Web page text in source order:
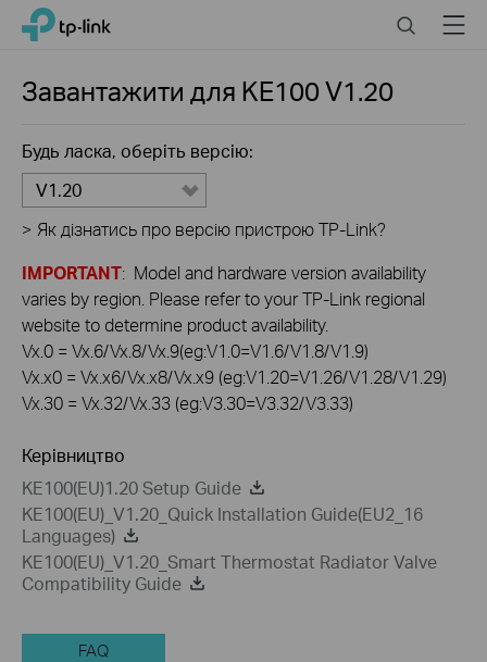
Click
navigation
TP-Link, Reliably Smart SearchMenu
Завантажити для KE100V1.20
Будь ласка, оберіть версію:
V1.20
> Як дізнатись про версію пристрою TP-Link?
IMPORTANT: Model and hardware version availability
varies by region. Please refer to your TP-Link regional
website to determine product availability.
Vx.0 = Vx.6/Vx.8/Vx.9(eg:V1.0=V1.6/V1.8/V1.9)
Vx.x0 = Vx.x6/Vx.x8/Vx.x9 (eg:V1.20=V1.26/V1.28/V1.29)
Vx.30 = Vx.32/Vx.33 (eg:V3.30=V3.32/V3.33)
Керівництво
KE100(EU)1.20 Setup Guide
KE100(EU)_V1.20_Quick Installation Guide(EU2_16
Languages)
KE100(EU)_V1.20_Smart Thermostat Radiator Valve
Compatibility Guide
FAQ